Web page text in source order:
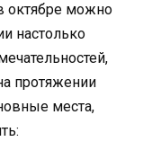
октябре можно
настолько
протяжении
места,